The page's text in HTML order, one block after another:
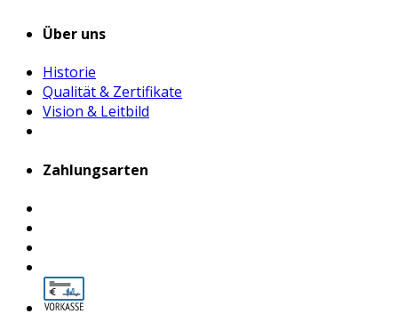
Über uns
Historie
Qualität & Zertifikate
Vision & Leitbild
Zahlungsarten